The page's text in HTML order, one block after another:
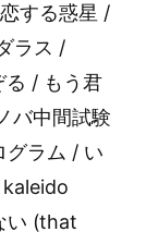
する惑星 /
ラス /
る / もう君
バ中間試験
グラム / い
kaleido
い (that